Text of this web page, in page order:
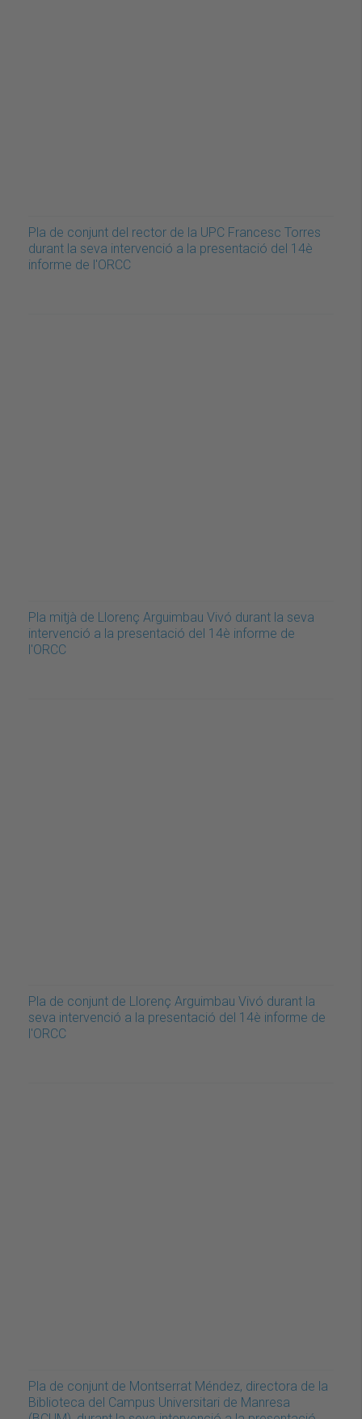
Pla de conjunt del rector de la UPC Francesc Torres
durant la seva intervenció a la presentació del 14è
informe de l'ORCC
Pla mitjà de Llorenç Arguimbau Vivó durant la seva
intervenció a la presentació del 14è informe de
l'ORCC
Pla de conjunt de Llorenç Arguimbau Vivó durant la
seva intervenció a la presentació del 14è informe de
l'ORCC
Pla de conjunt de Montserrat Méndez, directora de la
Biblioteca del Campus Universitari de Manresa